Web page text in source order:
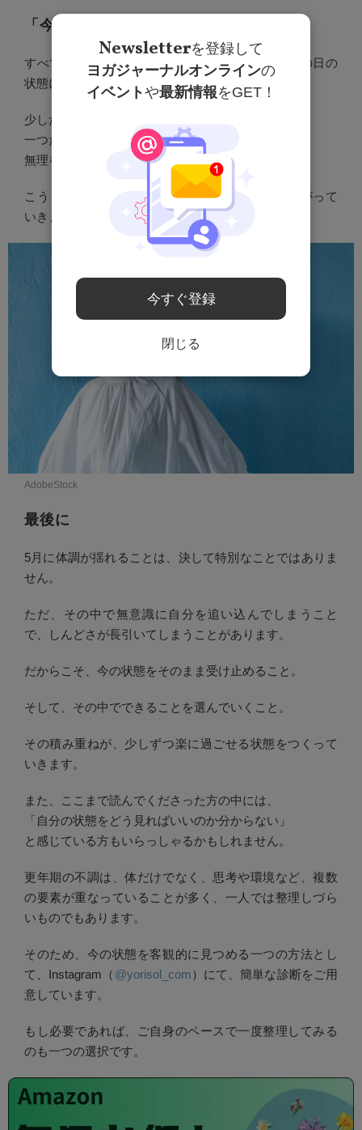
「今の状態の中でできること」を選ぶ
すべてを普段通りにやろうとするのではなく、その日の
状態に合わせて、できる範囲を決める。
少しだけやる。
一つだけやる。
無理をしない。
こうした選択の積み重ねが、結果的に安定につながって
いきます。
AdobeStock
最後に
5月に体調が揺れることは、決して特別なことではありま
せん。
ただ、その中で無意識に自分を追い込んでしまうこと
で、しんどさが長引いてしまうことがあります。
だからこそ、今の状態をそのまま受け止めること。
そして、その中でできることを選んでいくこと。
その積み重ねが、少しずつ楽に過ごせる状態をつくって
いきます。
また、ここまで読んでくださった方の中には、
「自分の状態をどう見ればいいのか分からない」
と感じている方もいらっしゃるかもしれません。
更年期の不調は、体だけでなく、思考や環境など、複数
の要素が重なっていることが多く、一人では整理しづら
いものでもあります。
そのため、今の状態を客観的に見つめる一つの方法とし
て、Instagram（ @yorisol_com）にて、簡単な診断をご用
意しています。
もし必要であれば、ご自身のペースで一度整理してみる
のも一つの選択です。
Newsletterを登録して
ヨガジャーナルオンラインの
イベントや最新情報をGET！
今すぐ登録
閉じる